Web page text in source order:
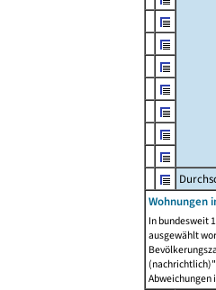
Wohnungen
In bundesweit
ausgewählt
Abweichungen